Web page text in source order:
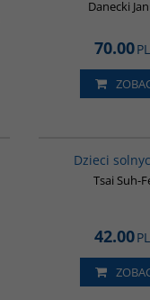
Danecki
70.00
Dzieci
Tsai Suh-
42.00